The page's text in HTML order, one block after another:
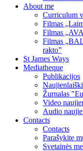
About me
Curriculum
Filmas
Filmas
Filmas
rakto”
St James Ways
Mediatheque
Publikacijos
Žurnalas
Video
Audio
Contacts
Contacts
Parašykite
Svetainės